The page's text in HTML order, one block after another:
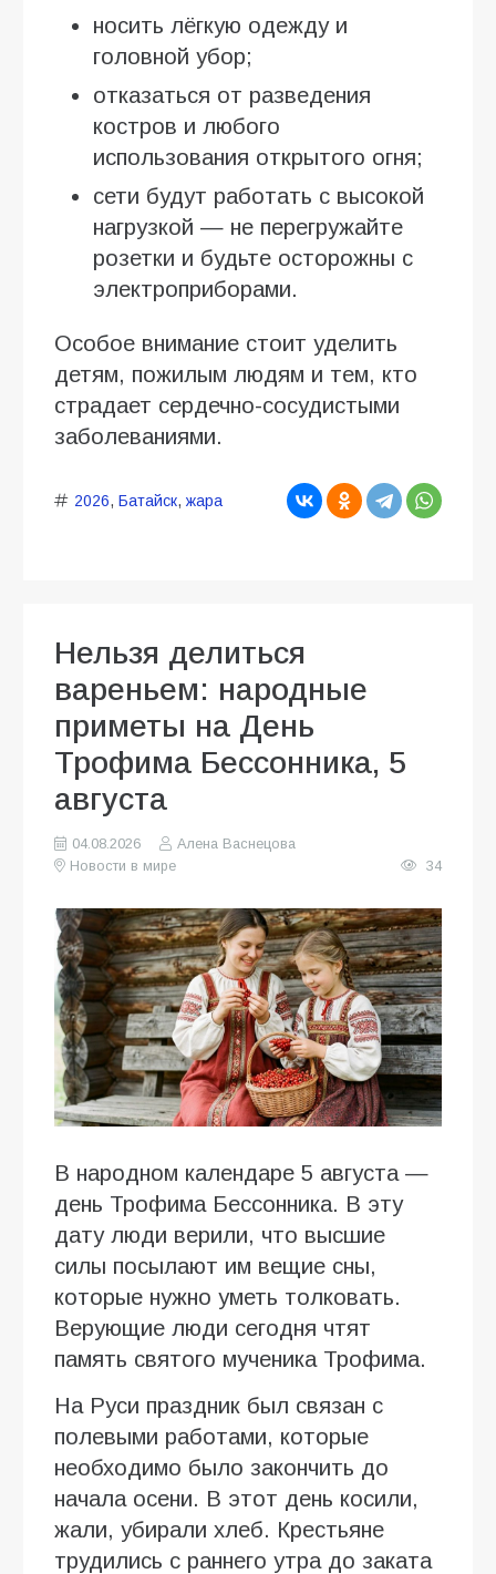
носить лёгкую одежду и
головной убор;
отказаться от разведения
костров и любого
использования открытого огня;
сети будут работать с высокой
нагрузкой — не перегружайте
розетки и будьте осторожны с
электроприборами.
Особое внимание стоит уделить
детям, пожилым людям и тем, кто
страдает сердечно-сосудистыми
заболеваниями.
2026, Батайск, жара
Нельзя делиться
вареньем: народные
приметы на День
Трофима Бессонника, 5
августа
04.08.2026
Алена Васнецова
Новости в мире
34
В народном календаре 5 августа —
день Трофима Бессонника. В эту
дату люди верили, что высшие
силы посылают им вещие сны,
которые нужно уметь толковать.
Верующие люди сегодня чтят
память святого мученика Трофима.
На Руси праздник был связан с
полевыми работами, которые
необходимо было закончить до
начала осени. В этот день косили,
жали, убирали хлеб. Крестьяне
трудились с раннего утра до заката